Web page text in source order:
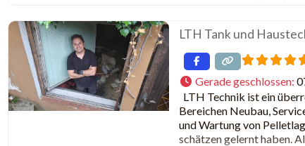
LTH Tank und
Gerade geschlossen:
LTH Technik ist ein
Bereichen Neubau,
und Wartung von
schätzen gelernt haben.